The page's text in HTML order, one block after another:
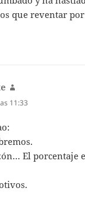
que reventar
11:33
El porcentaje